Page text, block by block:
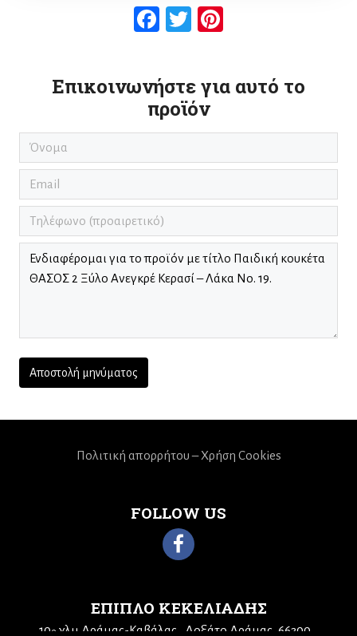
Facebook
Twitter
Επικοινωνήστε για αυτό το
προϊόν
ΕΠΙΠΛΟ ΚΕΚΕΛΙΑΔΗΣ
10ο χλμ Δράμας-Καβάλας Δοξάτο Δράμας, 66300
FOLLOW US
Πολιτική απορρήτου – Χρήση Cookies